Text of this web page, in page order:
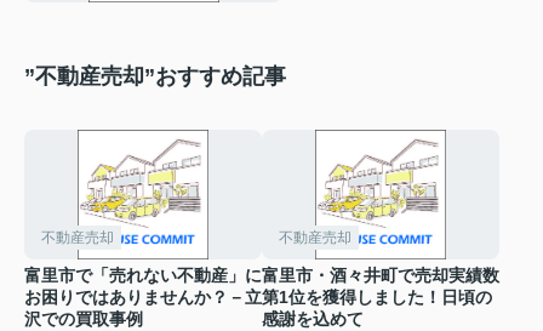
”不動産売却”おすすめ記事
不動産売却
富里市で「売れない不動産」に
お困りではありませんか？－立
沢での買取事例
不動産売却
富里市・酒々井町で売却実績数
第1位を獲得しました！日頃の
感謝を込めて